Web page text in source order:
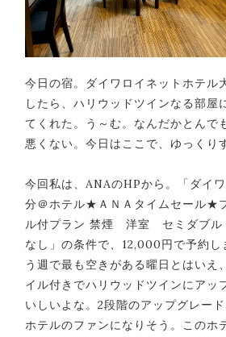
今日の宿。ダイワロイネットホテル
したら、ハリウッドツインなる部屋
てくれた。う～む。なんだかとんで
悪くない。今日はここで、ゆっくり
今回私は、ANAのHPから。「ダイ
分＠ホテル★ＡＮＡタイムセール★
ル付プラン 禁煙 洋室 セミダブル
なし」の条件で、12,000円で予約し
う週で最も空きがある曜日とはいえ
イル付きでハリウッドツインにアッ
いしいよな。2段階のアップグレー
ホテルのファンになりそう。このホ